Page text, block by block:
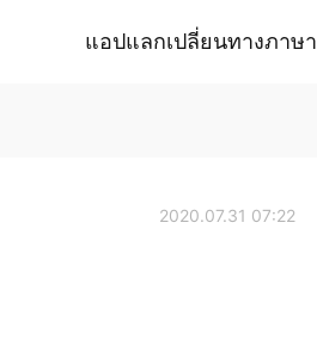
แอปแลกเปลี่ยนทางภาษา
2020.07.31 07:22